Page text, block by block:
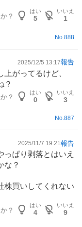
？
はい
5
いいえ
1
No. 888
2025/12/5 13:17報告
がってるけど、
？
？
はい
0
いいえ
3
No.887
2025/11/7 19:21報告
ぱり剥落とはいえ
な？
株買いしてくれない
？
はい
4
いいえ
9